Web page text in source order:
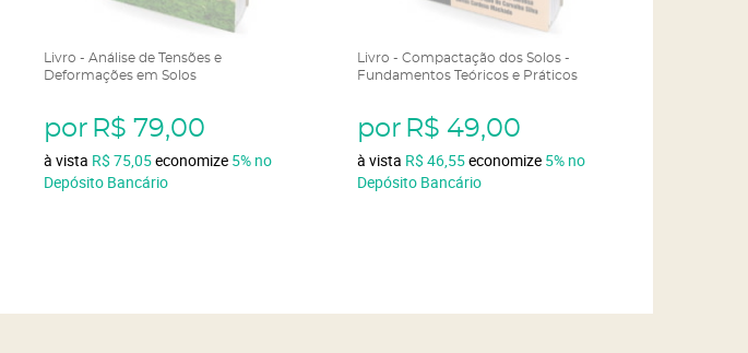
Livro - Análise de Tensões e
Deformações em Solos
por R$ 79,00
à vista R$ 75,05economize 5% no
Depósito Bancário
Livro - Compactação dos Solos -
Fundamentos Teóricos e Práticos
por R$ 49,00
à vista R$ 46,55economize 5% no
Depósito Bancário